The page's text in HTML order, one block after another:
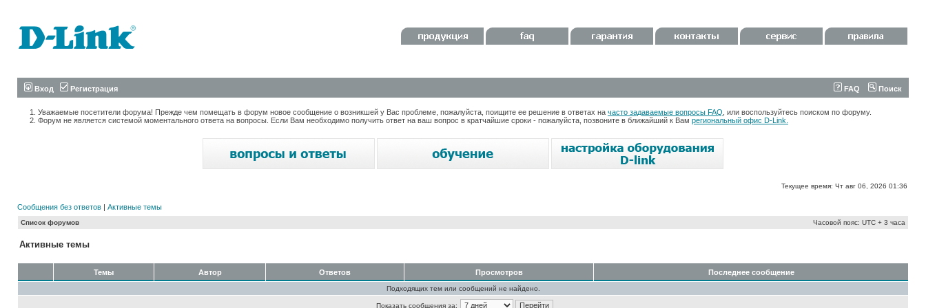
Вход Регистрация FAQ Поиск
Уважаемые посетители форума! Прежде чем помещать в форум новое сообщение о возникшей у Вас проблеме, пожалуйста, поищите ее решение в ответах на часто задаваемые вопросы FAQ , или воспользуйтесь поиском по форуму.
Форум не является системой моментального ответа на вопросы. Если Вам необходимо получить ответ на ваш вопрос в кратчайшие сроки - пожалуйста, позвоните в ближайший к Вам региональный офис D-Link.
Текущее время: Чт авг 06, 2026 01:36
Сообщения без ответов | Активные темы
Список форумов Часовой пояс: UTC + 3 часа
Активные темы
Темы Автор Ответов Просмотров Последнее сообщение
Подходящих тем или сообщений не найдено.
Показать сообщения за: